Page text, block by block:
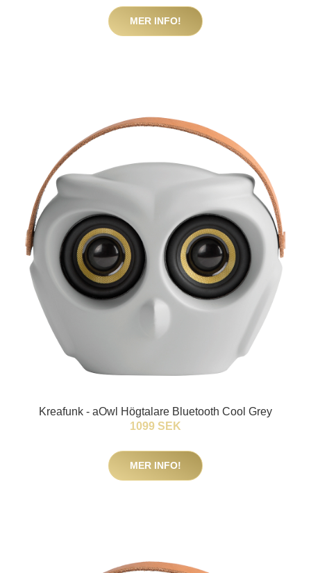
MER INFO!
Kreafunk - aOwl Högtalare Bluetooth Cool Grey
1099 SEK
MER INFO!